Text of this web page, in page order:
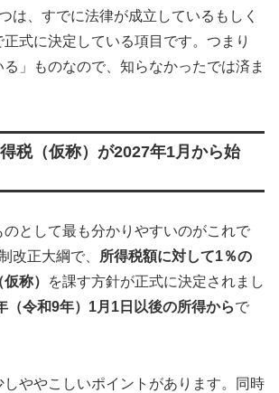
は、すでに法律が成立しているもしく
式に決定している項目です。つまり
る」ものなので、知らなかったでは済ま
税（仮称）が2027年1月から始
のとして最も分かりやすいのがこれで
改正大綱で、 所得税額に対して1％の
称）
を課す方針が正式に決定されまし
（令和9年）1月1日以後の所得からで
しややこしいポイントがあります。同時